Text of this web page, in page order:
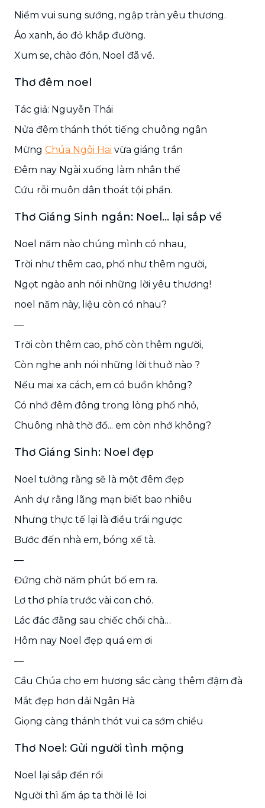
Niềm vui sung sướng, ngập tràn yêu thương.
Áo xanh, áo đỏ khắp đường.
Xum se, chào đón, Noel đã về.
Thơ đêm noel
Tác giả: Nguyễn Thái
Nửa đêm thánh thót tiếng chuông ngân
Mừng Chúa Ngôi Hai vừa giáng trần
Đêm nay Ngài xuống làm nhân thế
Cứu rỗi muôn dân thoát tội phần.
Thơ Giáng Sinh ngắn: Noel... lại sắp về
Noel năm nào chúng mình có nhau,
Trời như thêm cao, phố như thêm người,
Ngọt ngào anh nói những lời yêu thương!
noel năm này, liệu còn có nhau?
—
Trời còn thêm cao, phố còn thêm người,
Còn nghe anh nói những lời thuở nào ?
Nếu mai xa cách, em có buồn không?
Có nhớ đêm đông trong lòng phố nhỏ,
Chuông nhà thờ đổ... em còn nhớ không?
Thơ Giáng Sinh: Noel đẹp
Noel tưởng rằng sẽ là một đêm đẹp
Anh dự rằng lãng mạn biết bao nhiêu
Nhưng thực tế lại là điều trái ngược
Bước đến nhà em, bóng xế tà.
—
Đứng chờ năm phút bố em ra.
Lơ thơ phía trước vài con chó.
Lác đác đằng sau chiếc chổi chà…
Hôm nay Noel đẹp quá em ơi
—
Cầu Chúa cho em hương sắc càng thêm đậm đà
Mắt đẹp hơn dải Ngân Hà
Giọng càng thánh thót vui ca sớm chiều
Thơ Noel: Gửi người tình mộng
Noel lại sắp đến rồi
Người thì ấm áp ta thời lẻ loi